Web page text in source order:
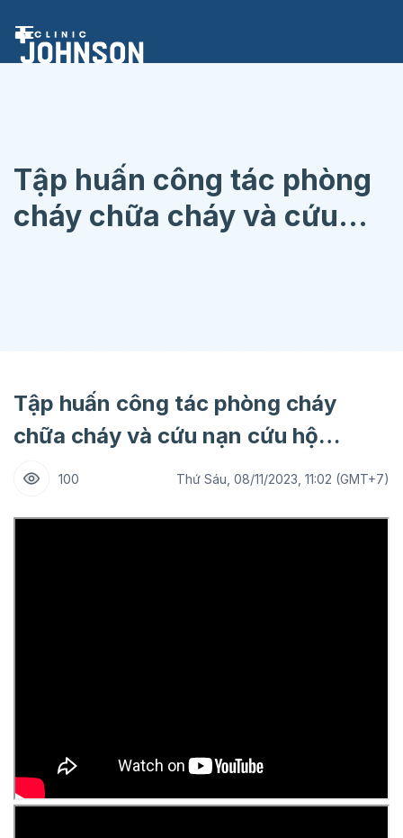
đến
Tập huấn công tác phòng
cháy chữa cháy và cứu
Tập huấn công tác phòng cháy
chữa cháy và cứu nạn cứu hộ…
100 Thứ Sáu, 08/11/2023, 11:02 (GMT+7)